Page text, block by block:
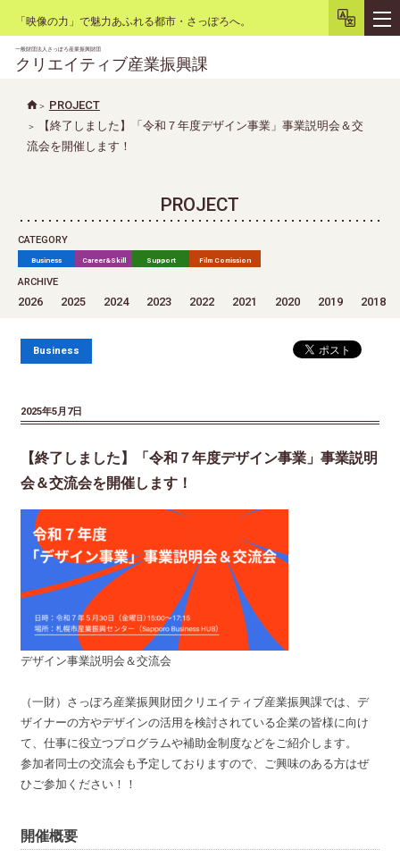
「映像の力」で魅力あふれる都市・さっぽろへ。
一般財団法人さっぽろ産業振興財団
クリエイティブ産業振興課
文字サイズ 小
PROJECT
【終了しました】「令和７年度デザイン事業」事業説明会＆交
流会を開催します！
PROJECT
CATEGORY
Business Career&Skill Support Film Comission
ARCHIVE
2026 2025 2024 2023 2022 2021 2020 2019 2018
Business
2025年5月7日
【終了しました】「令和７年度デザイン事業」事業説明
会＆交流会を開催します！
デザイン事業説明会＆交流会
（一財）さっぽろ産業振興財団クリエイティブ産業振興課では、デ
ザイナーの方やデザインの活用を検討されている企業の皆様に向け
て、仕事に役立つプログラムや補助金制度などをご紹介します。
参加者同士の交流会も予定しておりますので、ご興味のある方はぜ
ひご参加ください！！
開催概要